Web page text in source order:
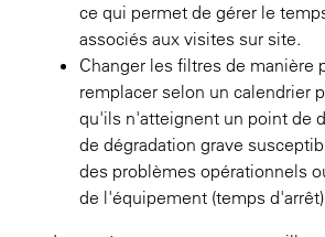
ce qui permet de gérer le
associés aux visites sur site.
Changer les filtres de manière
remplacer selon un calendrier
qu'ils n'atteignent un point de
de dégradation grave
des problèmes opérationnels
de l'équipement (temps